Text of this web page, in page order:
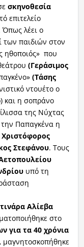
σκηνοθεσία
επιτελείο
λέει ο
των παιδιών στον
ηθοποιός» που
(Γεράσιμος
(Τάσης
ντουέτο ο
και η σοπράνο
της Νύχτας
Παπαγκένα η
Χριστόφορος
Στεφάνου. Τους
υπό τη
Αλίεβα
στο
για τα 40 χρόνια
μαγνητοσκοπήθηκε